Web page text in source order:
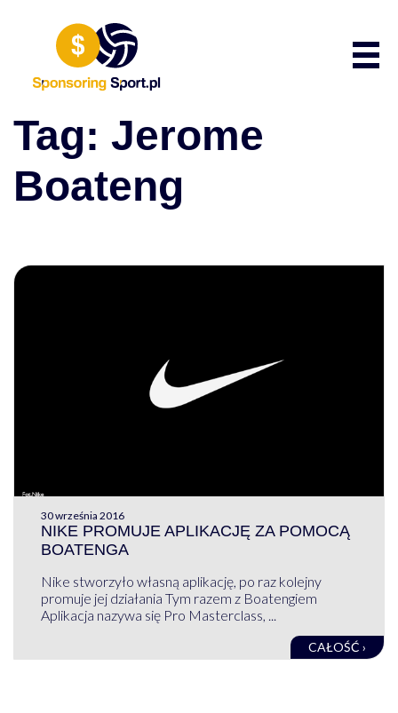
Tag: Jerome
Boateng
30 września 2016
NIKE PROMUJE APLIKACJĘ ZA POMOCĄ
BOATENGA
Nike stworzyło własną aplikację, po raz kolejny
promuje jej działania Tym razem z Boatengiem
Aplikacja nazywa się Pro Masterclass, ...
CAŁOŚĆ ›